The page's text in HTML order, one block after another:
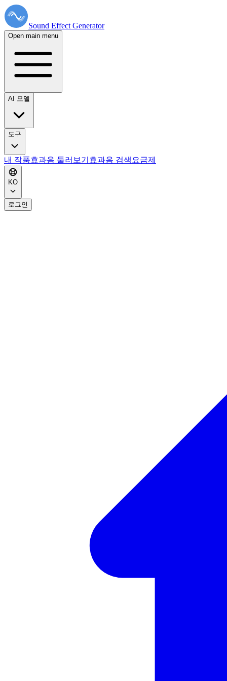
Sound Effect Generator
Open main menu
AI 모델
도구
내 작품효과음 둘러보기 효과음 검색 요금제
KO
로그인